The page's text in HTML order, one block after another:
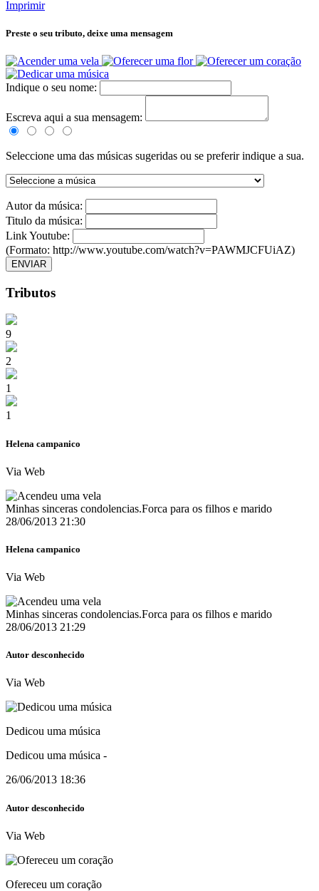
Imprimir
Preste o seu tributo, deixe uma mensagem
Indique o seu nome:
Escreva aqui a sua mensagem:
Seleccione uma das músicas sugeridas ou se preferir indique a sua.
Autor da música:
Titulo da música:
Link Youtube:
(Formato: http://www.youtube.com/watch?v=PAWMJCFUiAZ)
ENVIAR
Tributos
9
2
1
1
Helena campanico
Via Web
Minhas sinceras condolencias.Forca para os filhos e marido
28/06/2013 21:30
Helena campanico
Via Web
Minhas sinceras condolencias.Forca para os filhos e marido
28/06/2013 21:29
Autor desconhecido
Via Web
Dedicou uma música
Dedicou uma música -
26/06/2013 18:36
Autor desconhecido
Via Web
Ofereceu um coração